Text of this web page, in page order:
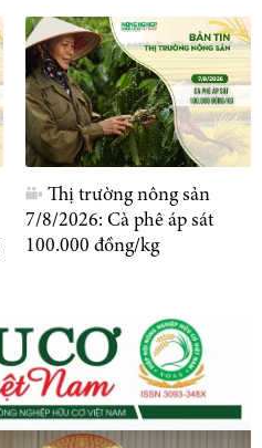
Thị trường nông sản
7/8/2026: Cà phê áp sát
100.000 đồng/kg